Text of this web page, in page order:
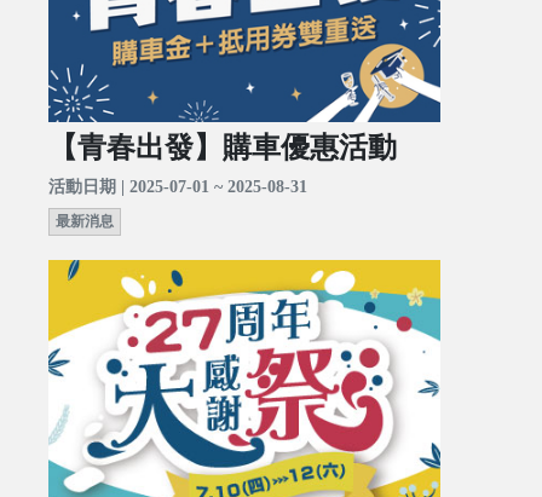
【青春出發】購車優惠活動
活動日期 | 2025-07-01 ~ 2025-08-31
最新消息